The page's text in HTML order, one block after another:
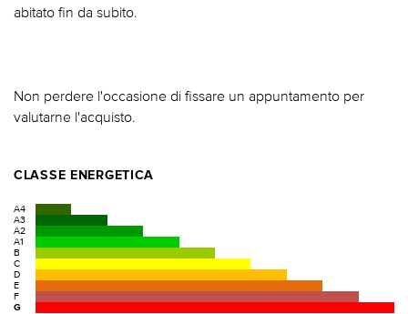
abitato fin da subito.
Non perdere l'occasione di fissare un appuntamento per
valutarne l'acquisto.
CLASSE ENERGETICA
A4
A3
A2
A1
B
C
D
E
F
G